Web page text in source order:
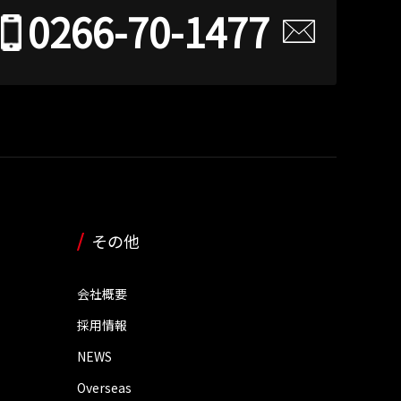
0266-70-1477
その他
会社概要
採用情報
NEWS
Overseas